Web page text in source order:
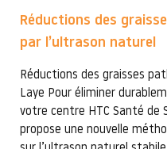
Réductions des
par l’ultrason naturel
Réductions des graisses
Laye Pour éliminer
votre centre HTC Santé de
propose une nouvelle